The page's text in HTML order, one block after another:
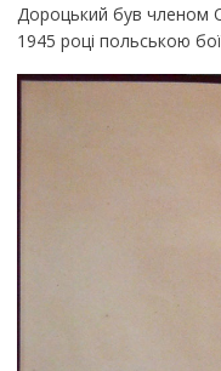
Дороцький був членом
1945 році польською